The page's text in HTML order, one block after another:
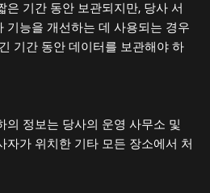
은 기간 동안 보관되지만, 당사 서
기능을 개선하는 데 사용되는 경우
기간 동안 데이터를 보관해야 하
의 정보는 당사의 운영 사무소 및
자가 위치한 기타 모든 장소에서 처